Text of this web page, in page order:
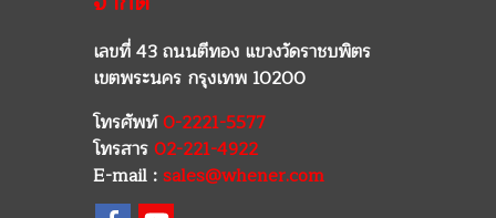
เลขที่ 43 ถนนตีทอง แขวงวัดราชบพิตร
เขตพระนคร กรุงเทพ 10200
โทรศัพท์ 0-2221-5577
โทรสาร 02-221-4922
E-mail : sales@whener.com